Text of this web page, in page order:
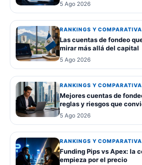
5 Ago 2026
RANKINGS Y
Las cuentas de fondeo
mirar más allá del capital
5 Ago 2026
RANKINGS Y
Mejores cuentas de
reglas y riesgos que
5 Ago 2026
RANKINGS Y
Funding Pips vs Apex: la
empieza por el precio